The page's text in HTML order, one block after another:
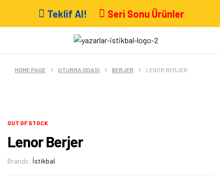
Teklif Al! Seri Sonu Ürünler
HOME PAGE OTURMA ODASI BERJER LENOR BERJER
OUT OF STOCK
Lenor Berjer
Brands: İstikbal